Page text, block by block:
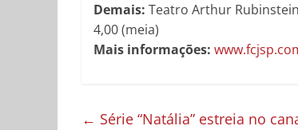
Demais: Teatro Arthur
4,00 (meia)
Mais informações:
← Série “Natália” estreia no